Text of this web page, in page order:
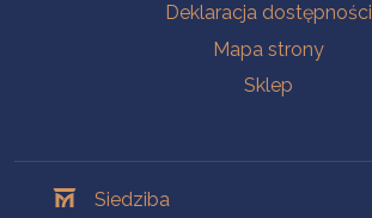
Deklaracja dostępności
Mapa strony
Sklep
Siedziba